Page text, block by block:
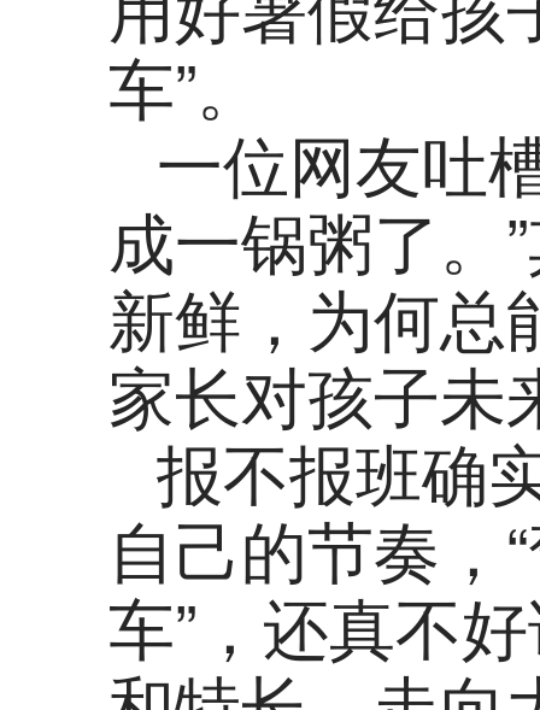
车”。
一位网友吐
成一锅粥了。
新鲜，为何总
家长对孩子未
报不报班确
自己的节奏，
车”，还真不